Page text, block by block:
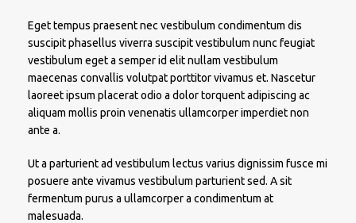
Eget tempus praesent nec vestibulum condimentum dis
suscipit phasellus viverra suscipit vestibulum nunc feugiat
vestibulum eget a semper id elit nullam vestibulum
maecenas convallis volutpat porttitor vivamus et. Nascetur
laoreet ipsum placerat odio a dolor torquent adipiscing ac
aliquam mollis proin venenatis ullamcorper imperdiet non
ante a.
Ut a parturient ad vestibulum lectus varius dignissim fusce mi
posuere ante vivamus vestibulum parturient sed. A sit
fermentum purus a ullamcorper a condimentum at
malesuada.